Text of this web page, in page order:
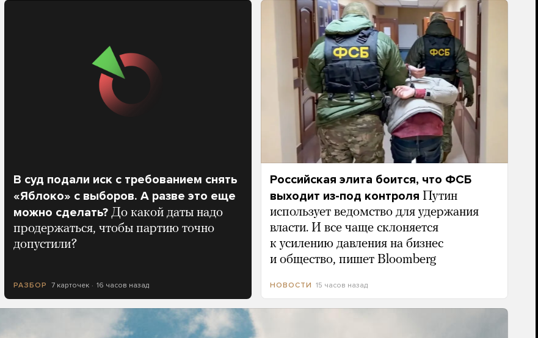
В суд подали иск с требованием снять
«Яблоко» с выборов. А разве это еще
можно сделать? До какой даты надо
продержаться, чтобы партию точно
допустили?
РАЗБОР 7 карточек 16 часов назад
Российская элита боится, что ФСБ
выходит из-под контроля Путин
использует ведомство для удержания
власти. И все чаще склоняется
к усилению давления на бизнес
и общество, пишет Bloomberg
НОВОСТИ 15 часов назад